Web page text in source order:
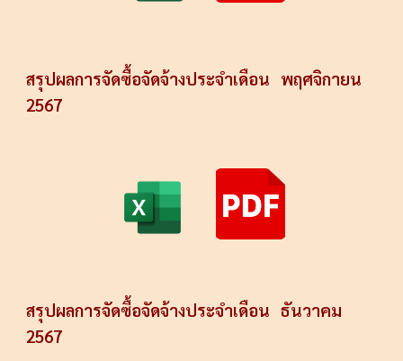
สรุปผลการจัดซื้อจัดจ้างประจำเดือน พฤศจิกายน
2567
สรุปผลการจัดซื้อจัดจ้างประจำเดือนธันวาคม
2567